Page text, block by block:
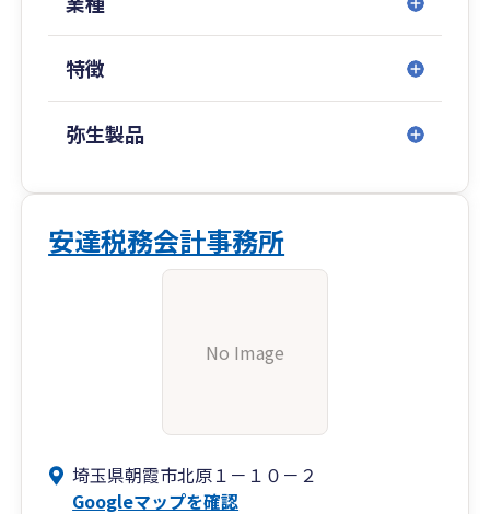
特徴
弥生製品
安達税務会計事務所
No Image
埼玉県朝霞市北原１－１０－２
Googleマップを確認